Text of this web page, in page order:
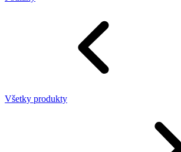
Všetky produkty